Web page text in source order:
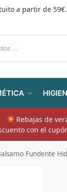
a partir de
Rebajas de
con el
Fundente